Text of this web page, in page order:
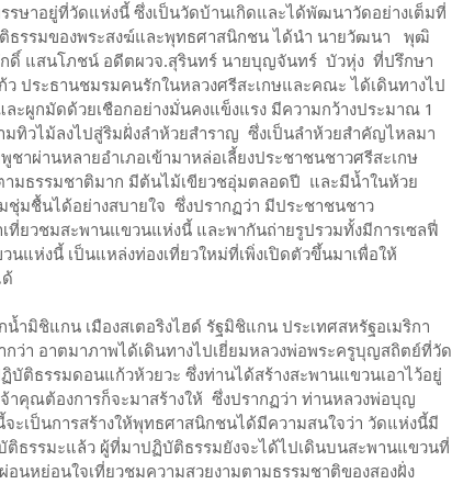
รษาอยู่ที่วัดแห่งนี้ ซึ่งเป็นวัดบ้านเกิดและได้พัฒนาวัดอย่างเต็มที่
ติธรรมของพระสงฆ์และพุทธศาสนิกชน ได้นำ นายวัฒนา พุฒิ
กดิ์ แสนโภชน์ อดีตผวจ.สุรินทร์ นายบุญจันทร์ บัวหุ่ง ที่ปรึกษา
ว ประธานชมรมคนรักในหลวงศรีสะเกษและคณะ ได้เดินทางไป
ะผูกมัดด้วยเชือกอย่างมั่นคงแข็งแรง มีความกว้างประมาณ 1
ทิวไม้ลงไปสู่ริมฝั่งลำห้วยสำราญ ซึ่งเป็นลำห้วยสำคัญไหลมา
าผ่านหลายอำเภอเข้ามาหล่อเลี้ยงประชาชนชาวศรีสะเกษ
มธรรมชาติมาก มีต้นไม้เขียวชอุ่มตลอดปี และมีน้ำในห้วย
ชุ่มชื้นได้อย่างสบายใจ ซึ่งปรากฏว่า มีประชาชนชาว
ที่ยวชมสะพานแขวนแห่งนี้ และพากันถ่ายรูปรวมทั้งมีการเซลฟี่
แห่งนี้ เป็นแหล่งท่องเที่ยวใหม่ที่เพิ่งเปิดตัวขึ้นมาเพื่อให้
ำมิชิแกน เมืองสเตอริงไฮด์ รัฐมิชิแกน ประเทศสหรัฐอเมริกา
ว่า อาตมาภาพได้เดินทางไปเยี่ยมหลวงพ่อพระครูบุญสถิตย์ที่วัด
ติธรรมดอนแก้วห้วยวะ ซึ่งท่านได้สร้างสะพานแขวนเอาไว้อยู่
คุณต้องการก็จะมาสร้างให้ ซึ่งปรากฏว่า ท่านหลวงพ่อบุญ
ะเป็นการสร้างให้พุทธศาสนิกชนได้มีความสนใจว่า วัดแห่งนี้มี
ติธรรมะแล้ว ผู้ที่มาปฏิบัติธรรมยังจะได้ไปเดินบนสะพานแขวนที่
นหย่อนใจเที่ยวชมความสวยงามตามธรรมชาติของสองฝั่ง